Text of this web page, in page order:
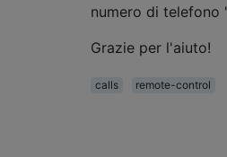
numero di telefono
Grazie per l'aiuto!
calls
remote-control